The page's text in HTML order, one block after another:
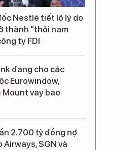
Nestlé tiết lộ lý do
thành "thỏi nam
ty FDI
đang cho các
Eurowindow,
Mount vay bao
2.700 tỷ đồng nợ
Airways, SGN và